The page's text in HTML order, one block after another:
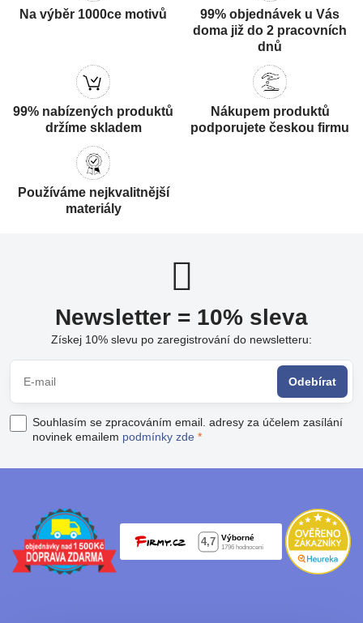
Na výběr 1000ce motivů
99% objednávek u Vás
doma již do 2 pracovních
dnů
99% nabízených produktů
držíme skladem
Nákupem produktů
podporujete českou firmu
Používáme nejkvalitnější
materiály
Newsletter = 10% sleva
Získej 10% slevu po zaregistrování do newsletteru:
Odebírat
Souhlasím se zpracováním email. adresy za účelem zasílání
novinek emailem podmínky zde *